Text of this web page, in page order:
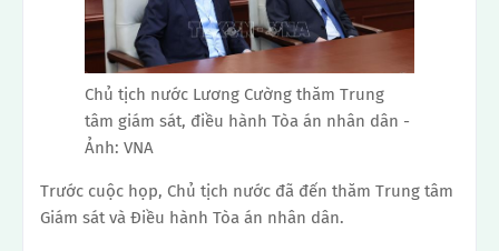
Chủ tịch nước Lương Cường thăm Trung
tâm giám sát, điều hành Tòa án nhân dân -
Ảnh: VNA
Trước cuộc họp, Chủ tịch nước đã đến thăm Trung tâm
Giám sát và Điều hành Tòa án nhân dân.